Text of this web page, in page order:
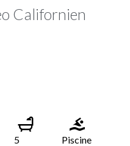
Californien
5
Piscine